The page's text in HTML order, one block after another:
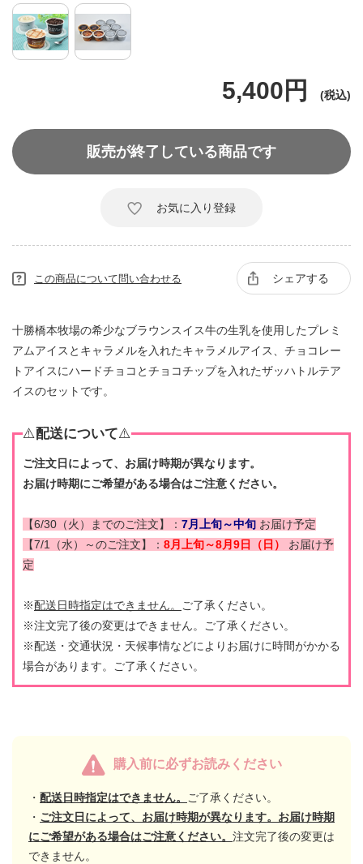
5,400円
お気に入り登録
販売が終了している商品です
この商品について問い合わせる シェアする
十勝橋本牧場の希少なブラウンスイス牛の生乳を使用したプレミ
アムアイスとキャラメルを入れたキャラメルアイス、チョコレー
トアイスにハードチョコとチョコチップを入れたザッハトルテア
イスのセットです。
⚠️配送について⚠️
ご注文日によって、お届け時期が異なります。
お届け時期にご希望がある場合はご注意ください。
【6/30（火）までのご注文】： 7月上旬～中旬 お届け予定
【7/1（水）～のご注文】： 8月上旬～8月9日（日）
お届け予
定
※配送日時指定はできません。 ご了承ください。
※注文完了後の変更はできません。ご了承ください。
※配送・交通状況・天候事情などによりお届けに時間がかかる
場合があります。ご了承ください。
購入前に必ずお読みください
・ 配送日時指定はできません。
ご了承ください。
・ ご注文日によって、お届け時期が異なります。お届け時期
にご希望がある場合はご注意ください。 注文完了後の変更は
できません。